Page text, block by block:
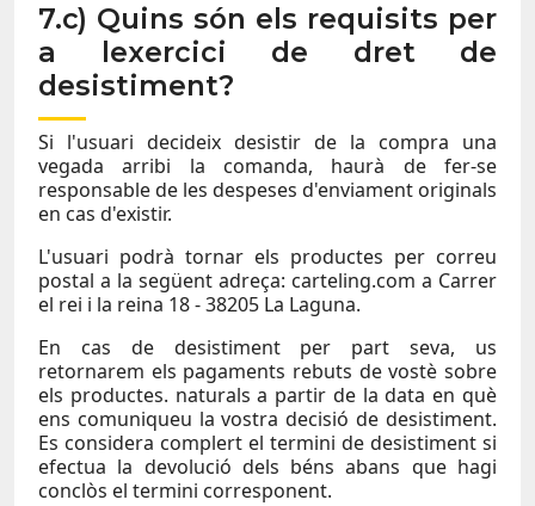
7.c) Quins són els requisits per
a lexercici de dret de
desistiment?
Si l'usuari decideix desistir de la compra una
vegada arribi la comanda, haurà de fer-se
responsable de les despeses d'enviament originals
en cas d'existir.
L'usuari podrà tornar els productes per correu
postal a la següent adreça: carteling.com a Carrer
el rei i la reina 18 - 38205 La Laguna.
En cas de desistiment per part seva, us
retornarem els pagaments rebuts de vostè sobre
els productes. naturals a partir de la data en què
ens comuniqueu la vostra decisió de desistiment.
Es considera complert el termini de desistiment si
efectua la devolució dels béns abans que hagi
conclòs el termini corresponent.